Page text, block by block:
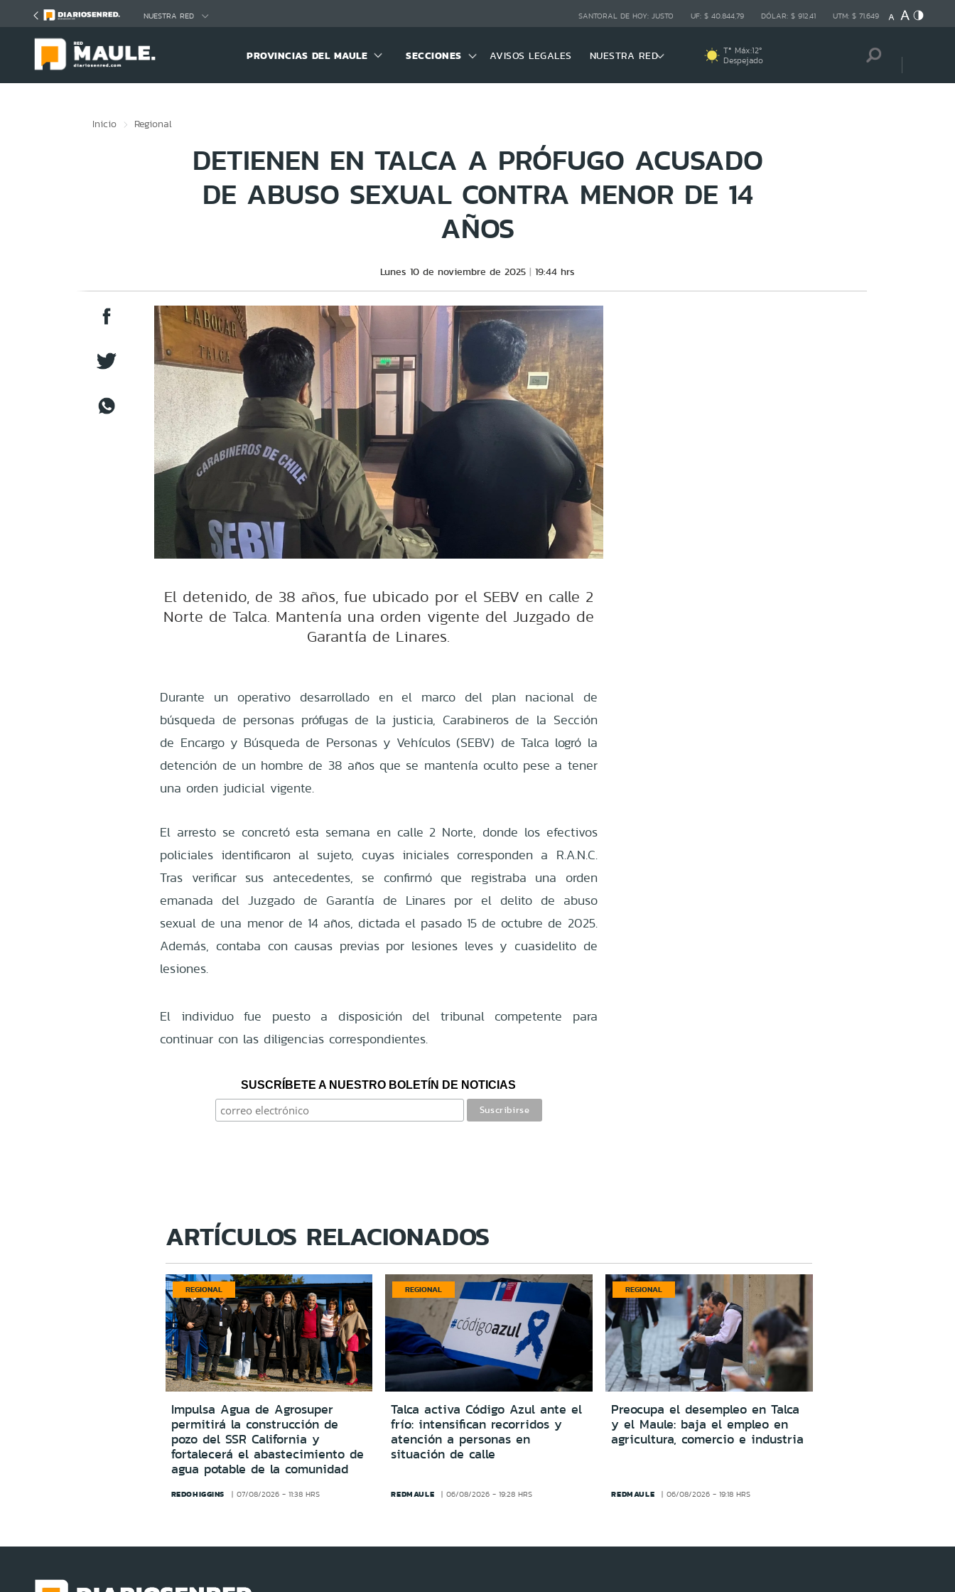
NUESTRA RED SANTORAL DE HOY: JUSTO UF: $ 40.844,79 DÓLAR: $ 912,41 UTM: $ 71.649
PROVINCIAS DEL MAULE SECCIONES AVISOS LEGALES NUESTRA RED Tª Máx:12º
Despejado
Inicio Regional
DETIENEN EN TALCA A PRÓFUGO ACUSADO
DE ABUSO SEXUAL CONTRA MENOR DE 14
AÑOS
Lunes 10 de noviembre de 2025 19:44 hrs
El detenido, de 38 años, fue ubicado por el SEBV en calle 2
Norte de Talca. Mantenía una orden vigente del Juzgado de
Garantía de Linares.
Durante un operativo desarrollado en el marco del plan nacional de
búsqueda de personas prófugas de la justicia, Carabineros de la Sección
de Encargo y Búsqueda de Personas y Vehículos (SEBV) de Talca logró la
detención de un hombre de 38 años que se mantenía oculto pese a tener
una orden judicial vigente.
El arresto se concretó esta semana en calle 2 Norte, donde los efectivos
policiales identificaron al sujeto, cuyas iniciales corresponden a R.A.N.C.
Tras verificar sus antecedentes, se confirmó que registraba una orden
emanada del Juzgado de Garantía de Linares por el delito de abuso
sexual de una menor de 14 años, dictada el pasado 15 de octubre de 2025.
Además, contaba con causas previas por lesiones leves y cuasidelito de
lesiones.
El individuo fue puesto a disposición del tribunal competente para
continuar con las diligencias correspondientes.
SUSCRÍBETE A NUESTRO BOLETÍN DE NOTICIAS
ARTÍCULOS RELACIONADOS
REGIONAL
Impulsa Agua de Agrosuper
permitirá la construcción de
pozo del SSR California y
fortalecerá el abastecimiento de
agua potable de la comunidad
REDOHIGGINS 07/08/2026 - 11:38 HRS
REGIONAL
Talca activa Código Azul ante el
frío: intensifican recorridos y
atención a personas en
situación de calle
REDMAULE 06/08/2026 - 19:28 HRS
REGIONAL
Preocupa el desempleo en Talca
y el Maule: baja el empleo en
agricultura, comercio e industria
REDMAULE 06/08/2026 - 19:18 HRS